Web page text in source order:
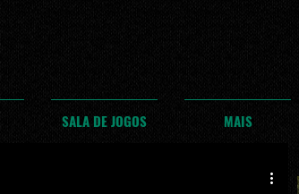
SALA DE JOGOS MAIS